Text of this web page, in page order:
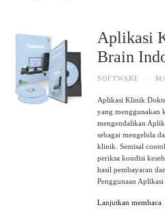
Aplikasi
Brain
SOFTWARE ·
Aplikasi Klinik
yang menggunakan
mengendalikan
sebagai mengelola
klinik. Semisal
periksa kondisi
hasil pembayaran
Penggunaan
Lanjutkan membaca